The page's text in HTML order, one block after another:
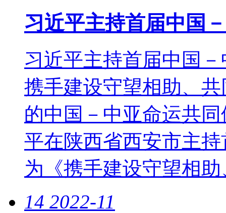
习近平主持首届中国
习近平主持首届中国
携手建设守望相助、
的中国－中亚命运共
平在陕西省西安市主
为《携手建设守望相助
14 2022-11